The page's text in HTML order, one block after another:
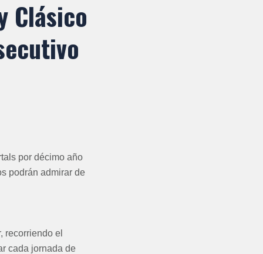
Clásico
por décimo año
podrán admirar de
recorriendo el
cada jornada de